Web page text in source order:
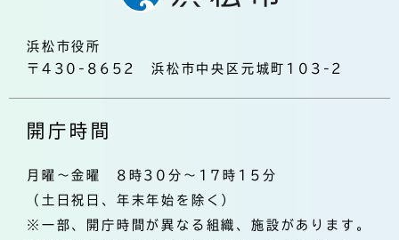
浜松市役所
〒430-8652 浜松市中央区元城町103-2
開庁時間
月曜～金曜 8時30分～17時15分
（土日祝日、年末年始を除く）
※一部、開庁時間が異なる組織、施設があります。